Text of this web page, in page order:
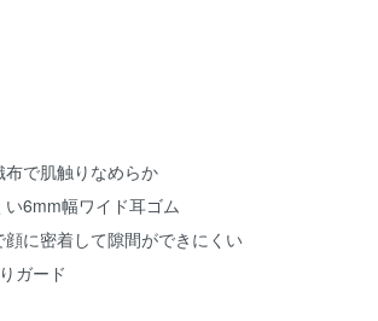
で肌触りなめらか
6mm幅ワイド耳ゴム
に密着して隙間ができにくい
ガード